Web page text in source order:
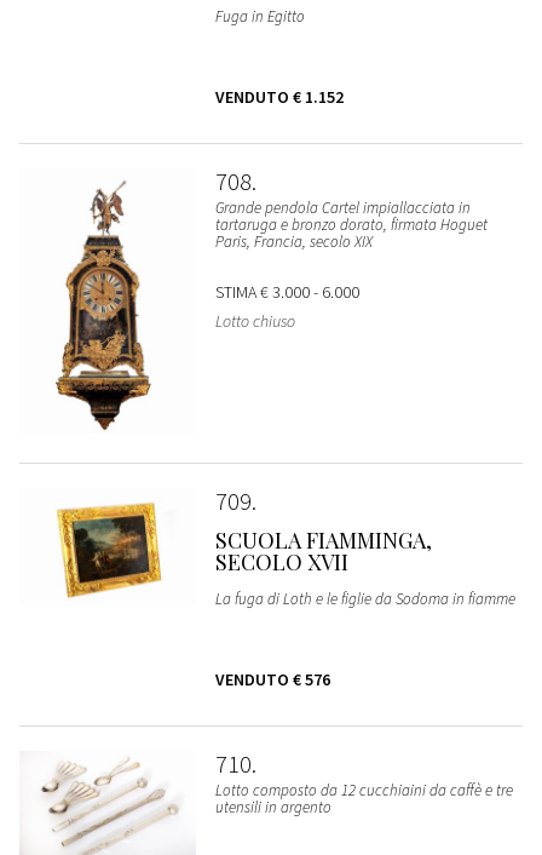
Fuga in Egitto
VENDUTO € 1.152
708
Grande pendola Cartel impiallacciata in
tartaruga e bronzo dorato, firmata Hoguet
Paris, Francia, secolo XIX
STIMA€ 3.000 - 6.000
Lotto chiuso
709
SCUOLA FIAMMINGA,
SECOLO XVII
La fuga di Loth e le figlie da Sodoma in fiamme
VENDUTO € 576
710
Lotto composto da 12 cucchiaini da caffè e tre
utensili in argento